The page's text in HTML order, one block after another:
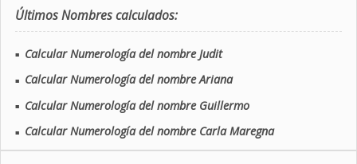
Últimos Nombres calculados:
■ Calcular Numerología del nombre Judit
■ Calcular Numerología del nombre Ariana
■ Calcular Numerología del nombre Guillermo
■ Calcular Numerología del nombre Carla Maregna